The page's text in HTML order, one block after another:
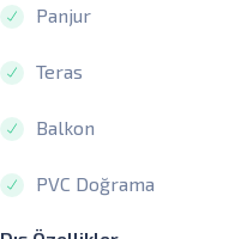
Panjur
Teras
Balkon
PVC Doğrama